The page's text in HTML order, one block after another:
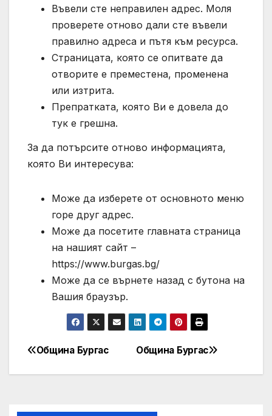
Въвели сте неправилен адрес. Моля
проверете отново дали сте въвели
правилно адреса и пътя към ресурса.
Страницата, която се опитвате да
отворите е преместена, променена
или изтрита.
Препратката, която Ви е довела до
тук е грешна.
За да потърсите отново информацията,
която Ви интересува:
Може да изберете от основното меню
горе друг адрес.
Може да посетите главната страница
на нашият сайт –
https://www.burgas.bg/
Може да се върнете назад с бутона на
Вашия браузър.
Post
navigation
Община Бургас
Община Бургас